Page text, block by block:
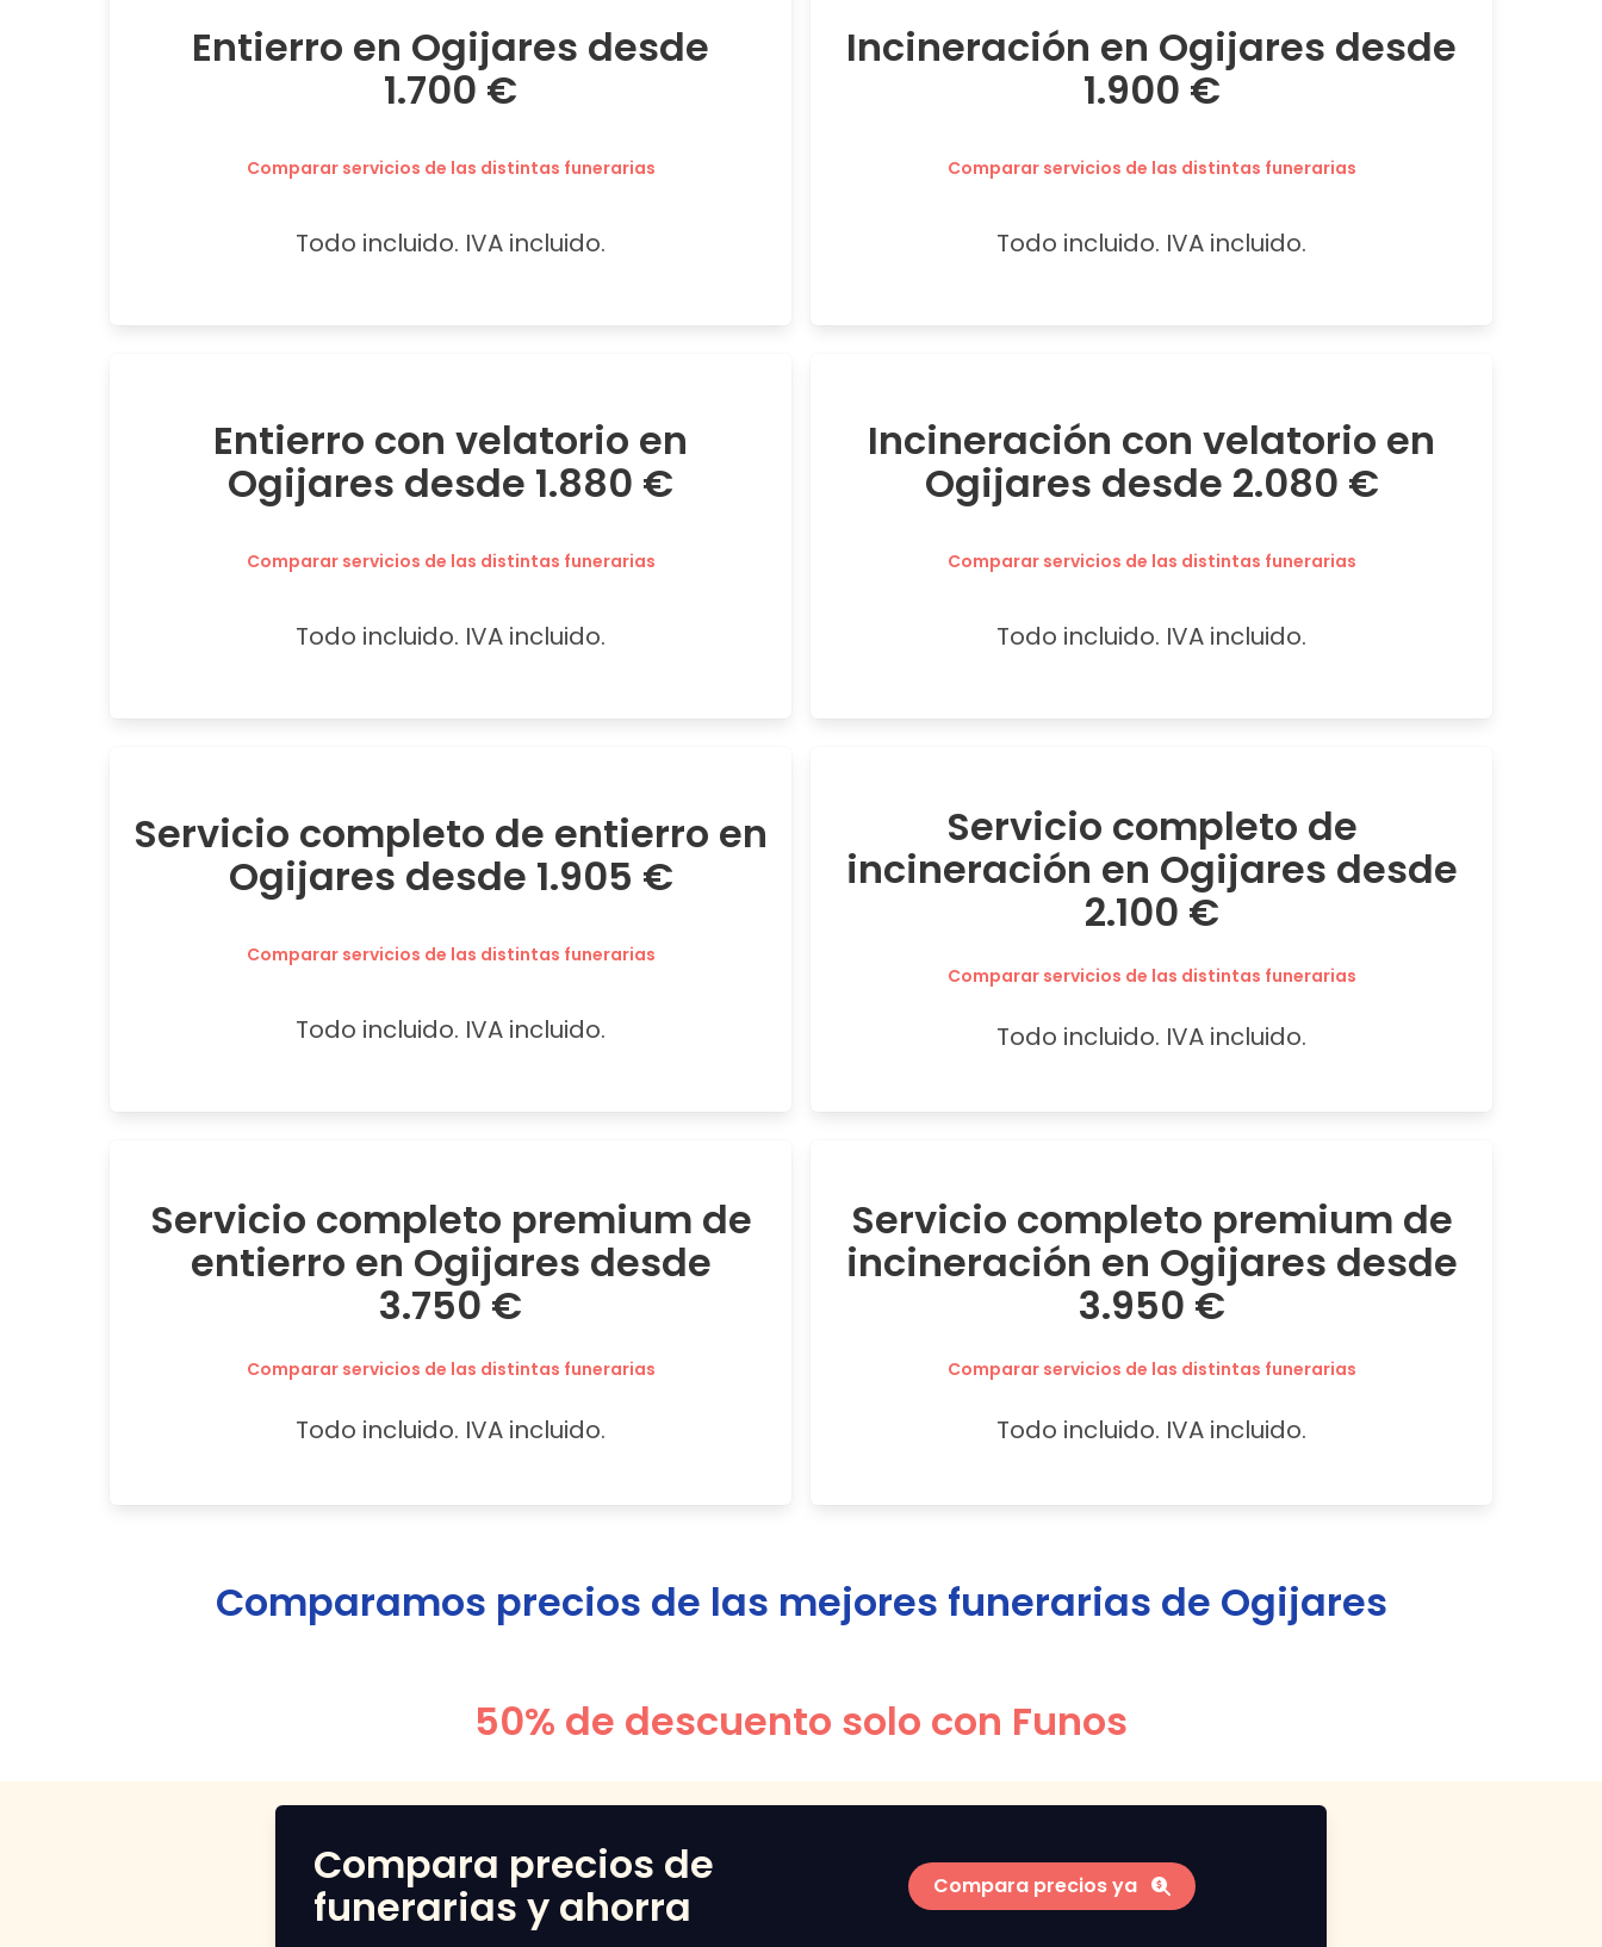
Entierro en Ogijares desde
1.700 €
Comparar servicios de las distintas funerarias
Todo incluido. IVA incluido.
Incineración en Ogijares desde
1.900 €
Comparar servicios de las distintas funerarias
Todo incluido. IVA incluido.
Entierro con velatorio en
Ogijares desde 1.880 €
Comparar servicios de las distintas funerarias
Todo incluido. IVA incluido.
Incineración con velatorio en
Ogijares desde 2.080 €
Comparar servicios de las distintas funerarias
Todo incluido. IVA incluido.
Servicio completo de entierro en
Ogijares desde 1.905 €
Comparar servicios de las distintas funerarias
Todo incluido. IVA incluido.
Servicio completo de
incineración en Ogijares desde
2.100 €
Comparar servicios de las distintas funerarias
Todo incluido. IVA incluido.
Servicio completo premium de
entierro en Ogijares desde
3.750 €
Comparar servicios de las distintas funerarias
Todo incluido. IVA incluido.
Servicio completo premium de
incineración en Ogijares desde
3.950 €
Comparar servicios de las distintas funerarias
Todo incluido. IVA incluido.
Comparamos precios de las mejores funerarias de Ogijares
50% de descuento solo con Funos
Compara precios de
funerarias y ahorra
Compara precios ya